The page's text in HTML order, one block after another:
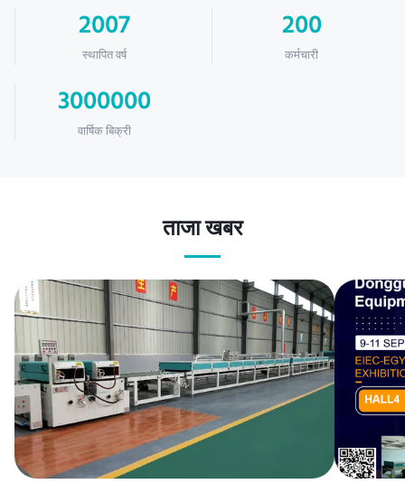
2007
स्थापित वर्ष
200
कर्मचारी
3000000
वार्षिक बिक्री
ताजा खबर